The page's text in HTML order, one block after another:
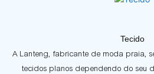
Tecido
A Lanteng, fabricante de moda praia,
tecidos planos dependendo do seu